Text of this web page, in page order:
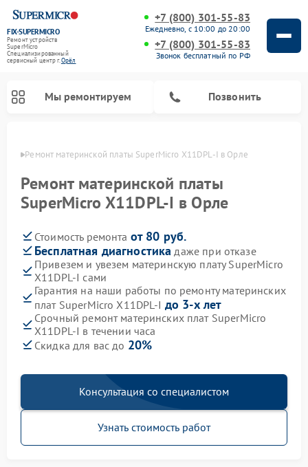
FIX-SUPERMICRO
Ремонт устройств
SuperMicro
Специализированный
cервисный центр г.Орёл
+7 (800) 301-55-83
Ежедневно, с 10:00 до 20:00
+7 (800) 301-55-83
Звонок бесплатный по РФ
Мы ремонтируем Позвонить
Ремонт материнской платы SuperMicro X11DPL-I в Орле
Ремонт материнской платы
SuperMicro X11DPL-I в Орле
Стоимость ремонта от 80 руб.
Бесплатная диагностика даже при отказе
Привезем и увезем материнскую плату SuperMicro
X11DPL-I сами
Гарантия на наши работы по ремонту материнских
плат SuperMicro X11DPL-I до 3-х лет
Срочный ремонт материнских плат SuperMicro
X11DPL-I в течении часа
Скидка для вас до 20%
Консультация со специалистом
Узнать стоимость работ